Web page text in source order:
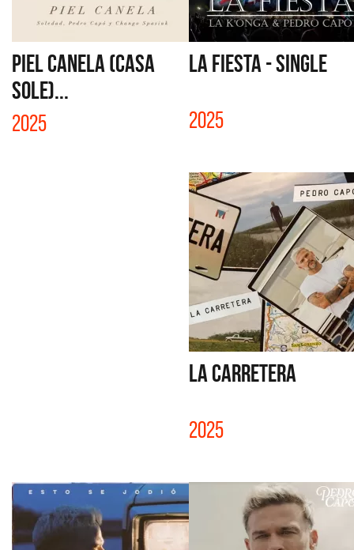
PIEL CANELA (CASA
SOLE)...
2025
LA FIESTA - SINGLE
2025
LA CARRETERA
2025